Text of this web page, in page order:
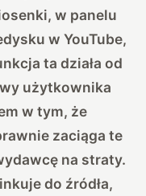
w panelu
w YouTube,
ta działa od
użytkownika
w tym, że
zaciąga te
na straty.
do źródła,